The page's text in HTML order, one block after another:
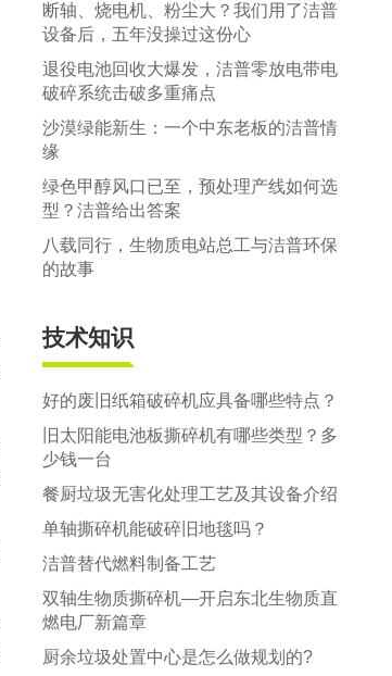
断轴、烧电机、粉尘大？我们用了洁普
设备后，五年没操过这份心
退役电池回收大爆发，洁普零放电带电
破碎系统击破多重痛点
沙漠绿能新生：一个中东老板的洁普情
缘
绿色甲醇风口已至，预处理产线如何选
型？洁普给出答案
八载同行，生物质电站总工与洁普环保
的故事
技术知识
好的废旧纸箱破碎机应具备哪些特点？
旧太阳能电池板撕碎机有哪些类型？多
少钱一台
餐厨垃圾无害化处理工艺及其设备介绍
单轴撕碎机能破碎旧地毯吗？
洁普替代燃料制备工艺
双轴生物质撕碎机—开启东北生物质直
燃电厂新篇章
厨余垃圾处置中心是怎么做规划的?